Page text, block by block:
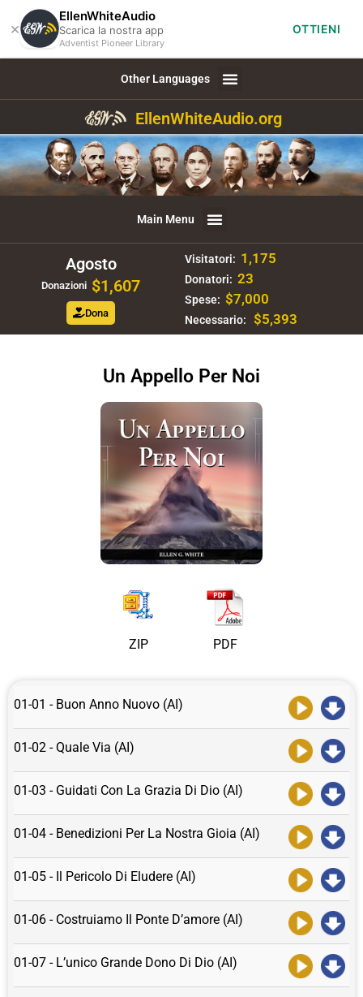
×
EllenWhiteAudio
Scarica la nostra app
Adventist Pioneer Library
OTTIENI
Other Languages
EllenWhiteAudio.org
Main Menu
Agosto
Donazioni $1,607
Dona
Visitatori: 1,175
Donatori: 23
Spese: $7,000
Necessario: $5,393
Un Appello Per Noi
ZIP PDF
01-01 - Buon Anno Nuovo (AI)
01-02 - Quale Via (AI)
01-03 - Guidati Con La Grazia Di Dio (AI)
01-04 - Benedizioni Per La Nostra Gioia (AI)
01-05 - Il Pericolo Di Eludere (AI)
01-06 - Costruiamo Il Ponte D’amore (AI)
01-07 - L’unico Grande Dono Di Dio (AI)